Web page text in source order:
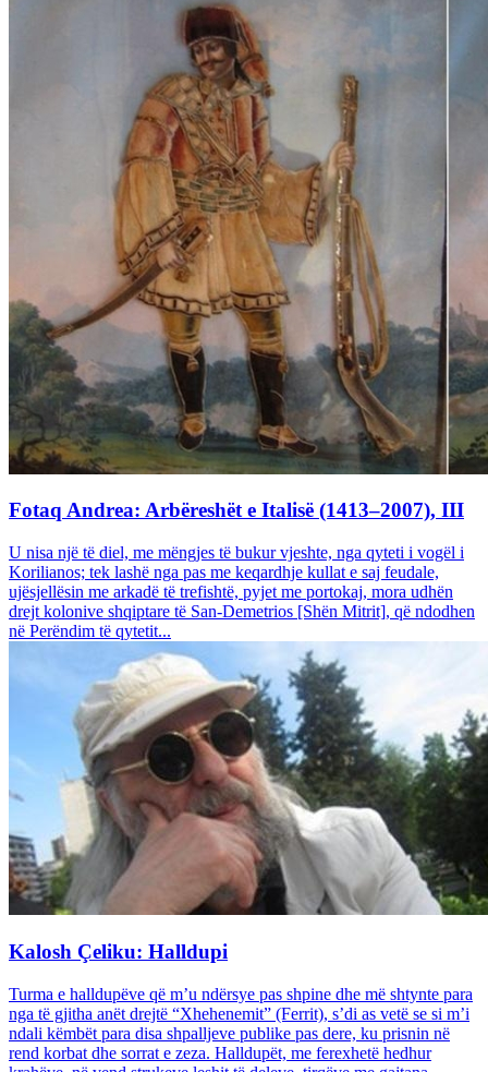
Fotaq Andrea: Arbëreshët e Italisë (1413–2007), III
U nisa një të diel, me mëngjes të bukur vjeshte, nga qyteti i vogël i
Korilianos; tek lashë nga pas me keqardhje kullat e saj feudale,
ujësjellësin me arkadë të trefishtë, pyjet me portokaj, mora udhën
drejt kolonive shqiptare të San-Demetrios [Shën Mitrit], që ndodhen
në Perëndim të qytetit...
Kalosh Çeliku: Halldupi
Turma e halldupëve që m’u ndërsye pas shpine dhe më shtynte para
nga të gjitha anët drejtë “Xhehenemit” (Ferrit), s’di as vetë se si m’i
ndali këmbët para disa shpalljeve publike pas dere, ku prisnin në
rend korbat dhe sorrat e zeza. Halldupët, me ferexhetë hedhur